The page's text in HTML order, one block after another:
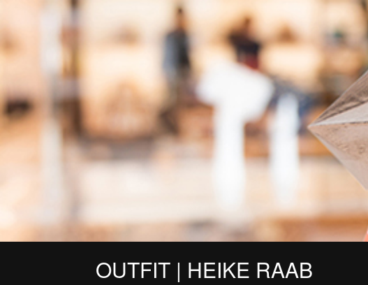
OUTFIT | HEIKE RAAB